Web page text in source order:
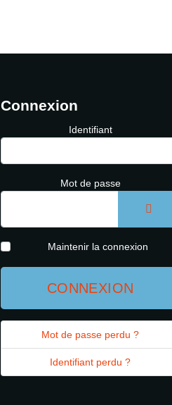
Connexion
Identifiant
Mot de passe
Maintenir la connexion
CONNEXION
Mot de passe perdu ?
Identifiant perdu ?